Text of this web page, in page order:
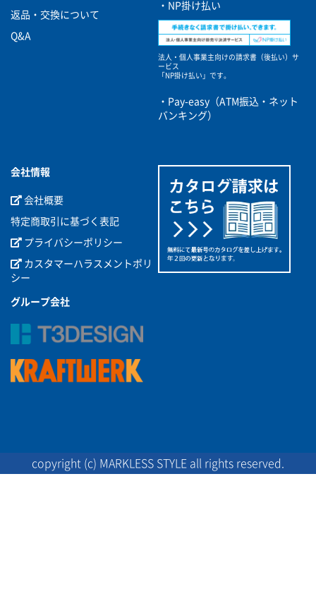
返品・交換について
Q&A
・NP掛け払い
法人・個人事業主向けの請求書（後払い）サ
ービス
「NP掛け払い」です。
・Pay-easy（ATM振込・ネット
バンキング）
会社情報
会社概要
特定商取引に基づく表記
プライバシーポリシー
カスタマーハラスメントポリ
シー
グループ会社
copyright (c) MARKLESS STYLE all rights reserved.